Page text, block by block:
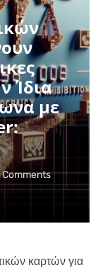
Ίδια
με
Comments
καρτών για